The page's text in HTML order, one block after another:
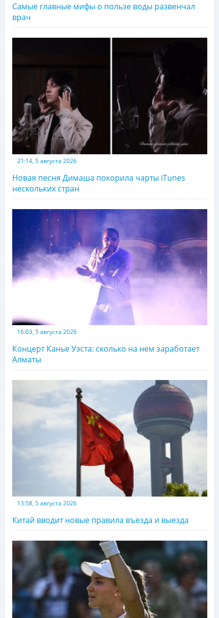
Самые главные мифы о пользе воды развенчал
врач
21:14, 5 августа 2026
Новая песня Димаша покорила чарты iTunes
нескольких стран
16:03, 5 августа 2026
Концерт Канье Уэста: сколько на нем заработает
Алматы
13:58, 5 августа 2026
Китай вводит новые правила въезда и выезда